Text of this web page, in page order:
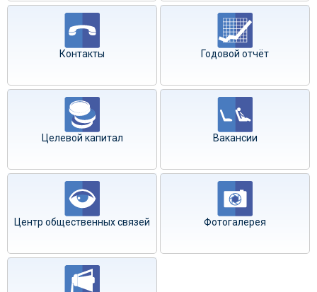
Контакты Годовой отчёт
Целевой капитал Вакансии
Центр общественных связей Фотогалерея